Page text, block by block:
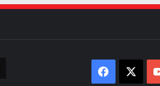
Facebook